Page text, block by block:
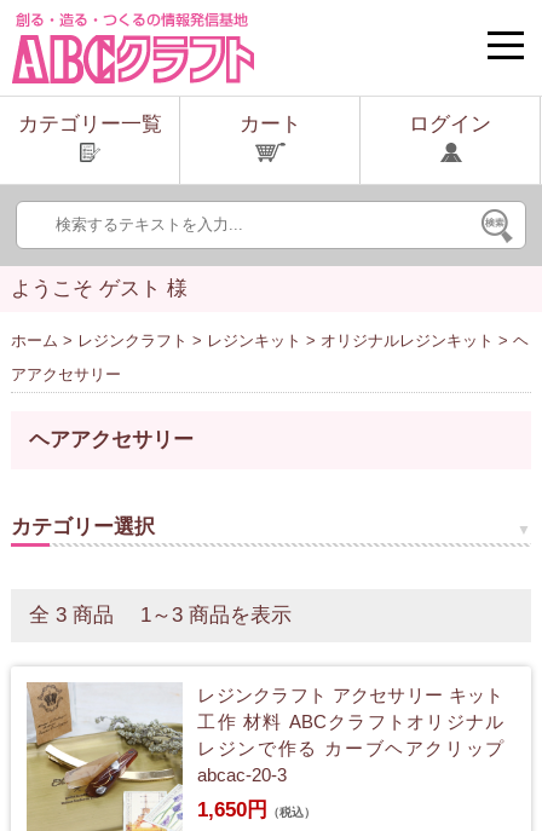
toggle
カテゴリー一覧
カート ログイン
ようこそ ゲスト 様
ホーム > レジンクラフト > レジンキット > オリジナルレジンキット > ヘ
アアクセサリー
ヘアアクセサリー
カテゴリー選択
全 3 商品 1～3 商品を表示
レジンクラフト アクセサリー キット
工作 材料 ABCクラフトオリジナル
レジンで作る カーブヘアクリップ
abcac-20-3
1,650円 （税込）